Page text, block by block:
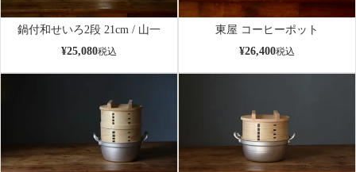
鍋付和せいろ2段 21cm / 山一
¥25,080税込
東屋 コーヒーポット
¥26,400税込